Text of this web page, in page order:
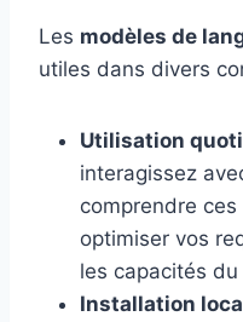
Les modèles de
utiles dans divers
Utilisation
interagissez
comprendre
optimiser vos
les capacités
Installation